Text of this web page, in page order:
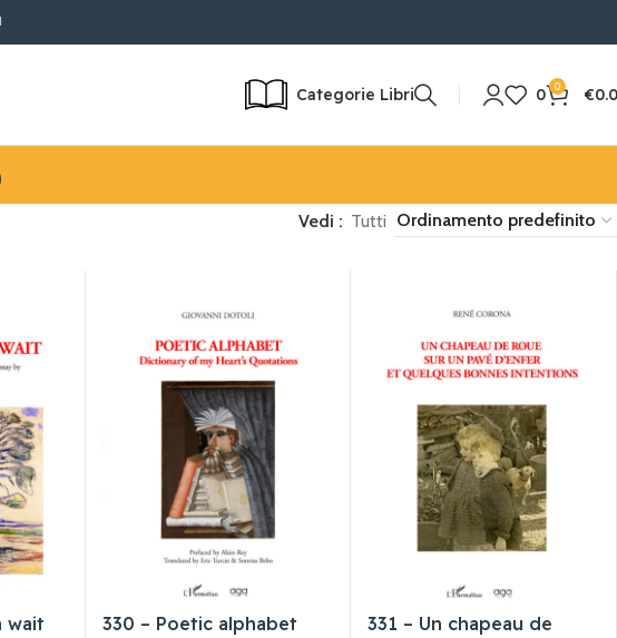
| SPEDIZIONE RAPIDA IN 24/72H | RESO POSSIBILE
Categorie Libri 0 0 €
Vedi Tutti
wait 330 – Poetic alphabet
331 – Un chapeau de